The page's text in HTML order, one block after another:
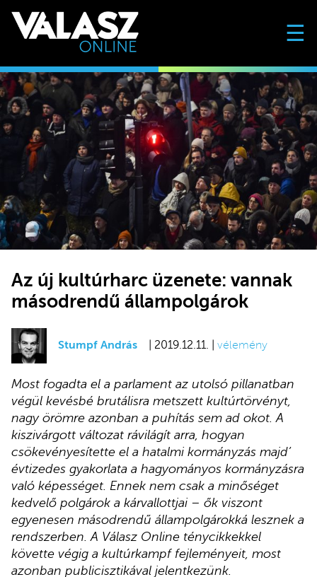
☰
Az új kultúrharc üzenete: vannak
másodrendű állampolgárok
Stumpf András | 2019.12.11. | vélemény
Most fogadta el a parlament az utolsó pillanatban
végül kevésbé brutálisra metszett kultúrtörvényt,
nagy örömre azonban a puhítás sem ad okot. A
kiszivárgott változat rávilágít arra, hogyan
csökevényesítette el a hatalmi kormányzás majd’
évtizedes gyakorlata a hagyományos kormányzásra
való képességet. Ennek nem csak a minőséget
kedvelő polgárok a kárvallottjai – ők viszont
egyenesen másodrendű állampolgárokká lesznek a
rendszerben. A Válasz Online ténycikkekkel
követte végig a kultúrkampf fejleményeit, most
azonban publicisztikával jelentkezünk.